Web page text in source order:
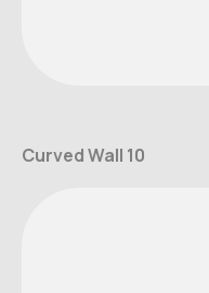
Curved Wall 10